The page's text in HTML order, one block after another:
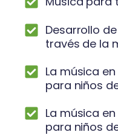
Desarrollo
través de la
La música
para niños
La música
para niños